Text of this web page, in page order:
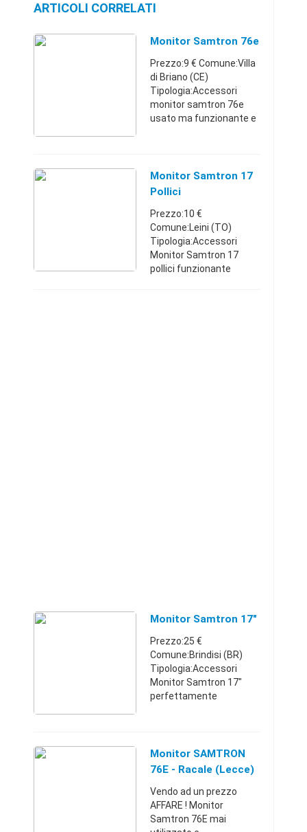
ARTICOLI CORRELATI
Monitor Samtron 76e
Prezzo:9 € Comune:Villa
di Briano (CE)
Tipologia:Accessori
monitor samtron 76e
usato ma funzionante e
proprio
pcCampania339816772
Monitor Samtron 17
Pollici
Prezzo:10 €
Comune:Leini (TO)
Tipologia:Accessori
Monitor Samtron 17
pollici funzionante
Monitor Samtron 17"
Prezzo:25 €
Comune:Brindisi (BR)
Tipologia:Accessori
Monitor Samtron 17"
perfettamente
dell'acquirentePuglia329
353126525 €
Monitor SAMTRON
76E - Racale (Lecce)
Vendo ad un prezzo
AFFARE ! Monitor
Samtron 76E mai